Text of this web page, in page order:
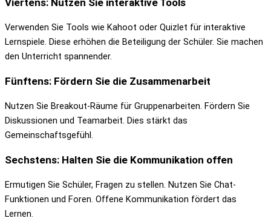
Verwenden Sie Tools wie Kahoot oder Quizlet für interaktive
Lernspiele. Diese erhöhen die Beteiligung der Schüler. Sie machen
den Unterricht spannender.
Fünftens: Fördern Sie die Zusammenarbeit
Nutzen Sie Breakout-Räume für Gruppenarbeiten. Fördern Sie
Diskussionen und Teamarbeit. Dies stärkt das
Gemeinschaftsgefühl.
Sechstens: Halten Sie die Kommunikation offen
Ermutigen Sie Schüler, Fragen zu stellen. Nutzen Sie Chat-
Funktionen und Foren. Offene Kommunikation fördert das
Lernen.